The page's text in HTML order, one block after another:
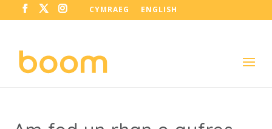
CYMRAEG ENGLISH